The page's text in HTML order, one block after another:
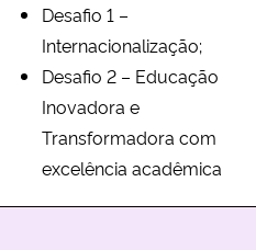
Desafio 1 –
Internacionalização;
Desafio 2 – Educação
Inovadora e
Transformadora com
excelência acadêmica